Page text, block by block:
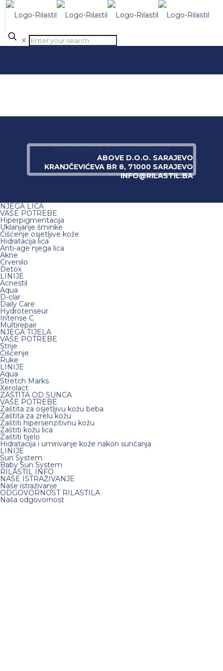
✕
Icon-facebook-2 Icon-instagram-1
ABOVE D.O.O. SARAJEVO
KRANJČEVIĆEVA BR 8, 71000 SARAJEVO
INFO@RILASTIL.BA
NJEGA LICA
VAŠE POTREBE
Hiperpigmentacija
Uklanjanje šminke
Čišćenje osjetljive kože
Hidratacija lica
Anti-age njega lica
Akne
Crvenilo
Detox
LINIJE
Acnestil
Aqua
D-clar
Daily Care
Hydrotenseur
Intense C
Multirepair
NJEGA TIJELA
VAŠE POTREBE
Strije
Čišćenje
Ruke
LINIJE
Aqua
Stretch Marks
Xerolact
ZAŠTITA OD SUNCA
VAŠE POTREBE
Zaštita za osjetljivu kožu beba
Zaštita za zrelu kožu
Zaštiti hipersenzitivnu kožu
Zaštiti kožu lica
Zaštiti tijelo
Hidratacija i umirivanje kože nakon sunčanja
LINIJE
Sun System
Baby Sun System
RILASTIL INFO
NAŠE ISTRAŽIVANJE
Naše istraživanje
ODGOVORNOST RILASTILA
Naša odgovornost